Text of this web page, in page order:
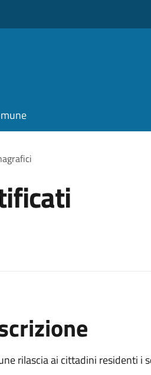
rilascia ai cittadini residenti i